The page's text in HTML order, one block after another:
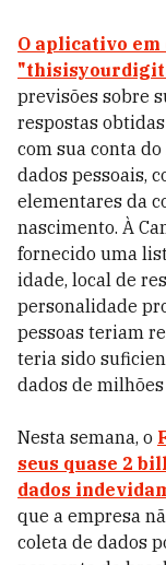
O aplicativo em
previsões sobre
respostas
com sua conta
dados pessoais,
elementares da
nascimento. À
fornecido uma
idade, local de
personalidade
pessoas teriam
teria sido
dados de milhões
Nesta semana, o
seus quase 2
dados
que a empresa
coleta de dados